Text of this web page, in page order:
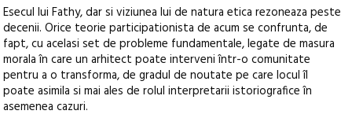
Esecul lui Fathy, dar si viziunea lui de natura etica rezoneaza peste
decenii. Orice teorie participationista de acum se confrunta, de
fapt, cu acelasi set de probleme fundamentale, legate de masura
morala în care un arhitect poate interveni într-o comunitate
pentru a o transforma, de gradul de noutate pe care locul îl
poate asimila si mai ales de rolul interpretarii istoriografice în
asemenea cazuri.